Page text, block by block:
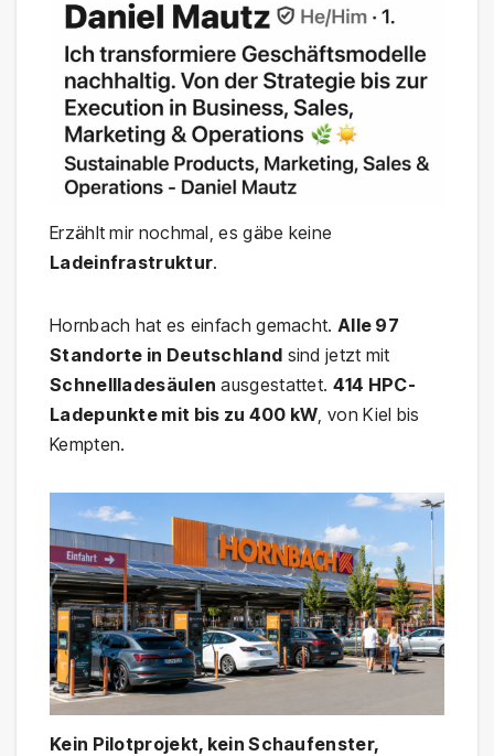
Erzählt mir nochmal, es gäbe keine
Ladeinfrastruktur.
Hornbach hat es einfach gemacht. Alle 97
Standorte in Deutschland sind jetzt mit
Schnellladesäulen ausgestattet. 414 HPC-
Ladepunkte mit bis zu 400 kW, von Kiel bis
Kempten.
Kein Pilotprojekt, kein Schaufenster,